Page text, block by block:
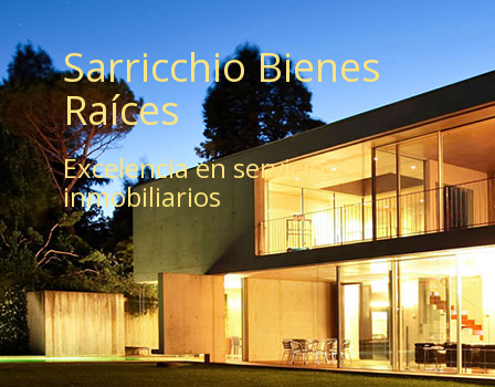
Sarricchio Bienes
Raíces
Excelencia en servicios
inmobiliarios